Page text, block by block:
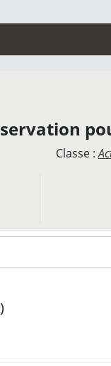
Classe :